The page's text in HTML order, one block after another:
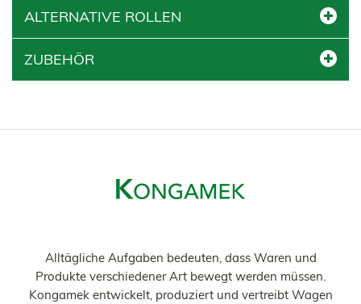
ALTERNATIVE ROLLEN
ZUBEHÖR
Alltägliche Aufgaben bedeuten, dass Waren und
Produkte verschiedener Art bewegt werden müssen.
Kongamek entwickelt, produziert und vertreibt Wagen